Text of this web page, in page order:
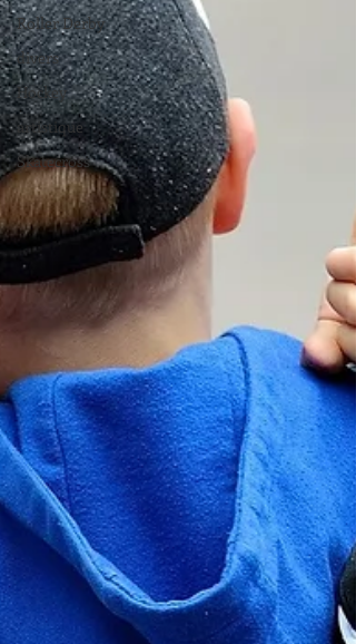
Roller Derby
divers
Hockey
artistique
Skatecross